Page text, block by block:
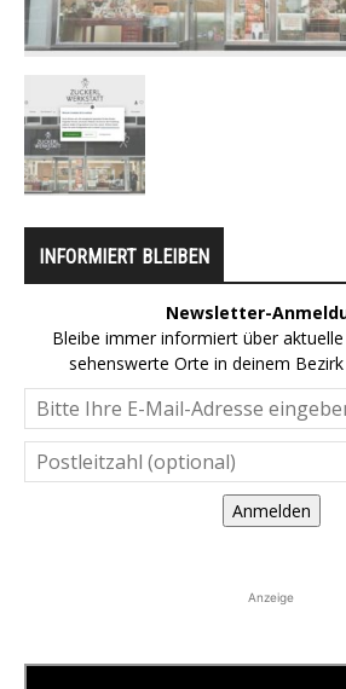
INFORMIERT BLEIBEN
Newsletter-
Bleibe immer informiert über aktuelle
sehenswerte Orte in deinem
Anmelden
Anzeige